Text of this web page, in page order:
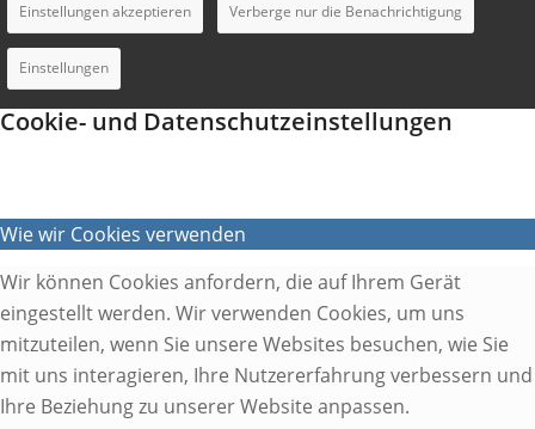
Einstellungen akzeptieren Verberge nur die Benachrichtigung
Einstellungen
Cookie- und Datenschutzeinstellungen
Wie wir Cookies verwenden
Wir können Cookies anfordern, die auf Ihrem Gerät
eingestellt werden. Wir verwenden Cookies, um uns
mitzuteilen, wenn Sie unsere Websites besuchen, wie Sie
mit uns interagieren, Ihre Nutzererfahrung verbessern und
Ihre Beziehung zu unserer Website anpassen.